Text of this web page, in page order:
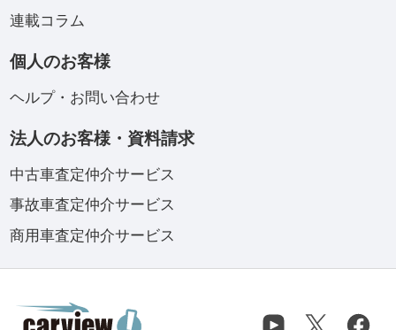
連載コラム
個人のお客様
ヘルプ・お問い合わせ
法人のお客様・資料請求
中古車査定仲介サービス
事故車査定仲介サービス
商用車査定仲介サービス